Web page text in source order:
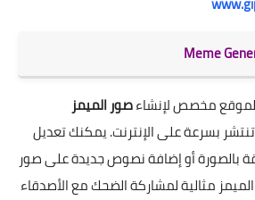
مخصص لإنشاءصور الميمز
بسرعة على الإنترنت. يمكنك تعديل
بالصورة أو إضافة نصوص جديدة على صور
مثالية لمشاركة الضحك مع الأصدقاء